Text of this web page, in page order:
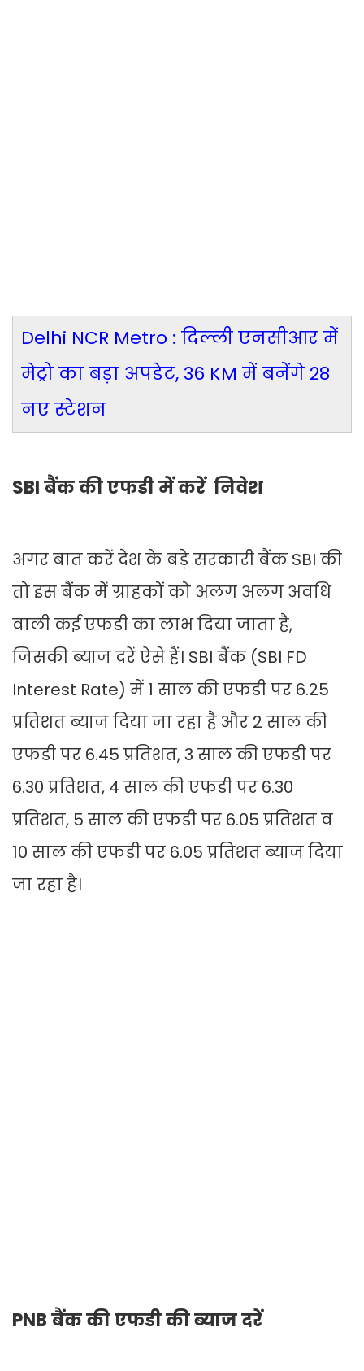
Delhi NCR Metro : दिल्ली एनसीआर में
मेट्रो का बड़ा अपडेट, 36 KM में बनेंगे 28
नए स्टेशन
SBI बैंक की एफडी में करें निवेश
अगर बात करें देश के बड़े सरकारी बैंक SBI की
तो इस बैंक में ग्राहकों को अलग अलग अवधि
वाली कई एफडी का लाभ दिया जाता है,
जिसकी ब्याज दरें ऐसे हैं। SBI बैंक (SBI FD
Interest Rate) में 1 साल की एफडी पर 6.25
प्रतिशत ब्याज दिया जा रहा है और 2 साल की
एफडी पर 6.45 प्रतिशत, 3 साल की एफडी पर
6.30 प्रतिशत, 4 साल की एफडी पर 6.30
प्रतिशत, 5 साल की एफडी पर 6.05 प्रतिशत व
10 साल की एफडी पर 6.05 प्रतिशत ब्याज दिया
जा रहा है।
PNB बैंक की एफडी की ब्याज दरें